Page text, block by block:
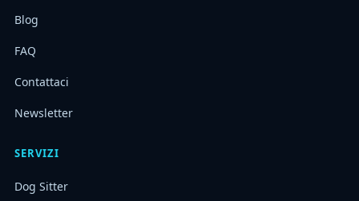
Blog
FAQ
Contattaci
Newsletter
SERVIZI
Dog Sitter